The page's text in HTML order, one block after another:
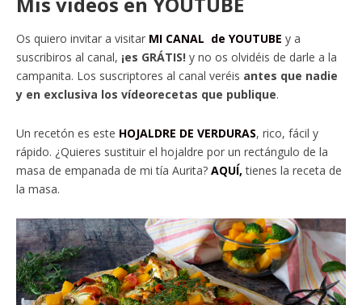
Os quiero invitar a visitar MI CANAL de YOUTUBE y a
suscribiros al canal, ¡es GRÁTIS! y no os olvidéis de darle a la
campanita. Los suscriptores al canal veréis antes que nadie
y en exclusiva los vídeorecetas que publique.
Un recetón es este HOJALDRE DE VERDURAS, rico, fácil y
rápido. ¿Quieres sustituir el hojaldre por un rectángulo de la
masa de empanada de mi tía Aurita? AQUÍ, tienes la receta de
la masa.